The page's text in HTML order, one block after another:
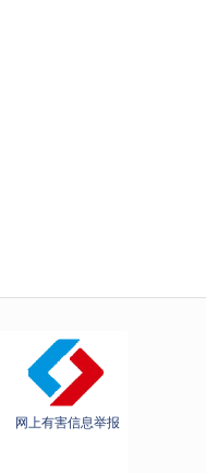
网上有害信息举报